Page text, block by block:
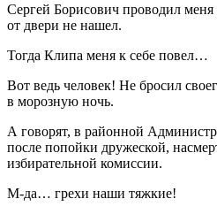
Сергей Борисович проводил
от двери не нашел.
Тогда Клипа меня к себе повел…
Вот ведь человек! Не бросил
в морозную ночь.
А говорят, в районной
после попойки дружеской,
избирательной комиссии.
М-да… грехи наши тяжкие!